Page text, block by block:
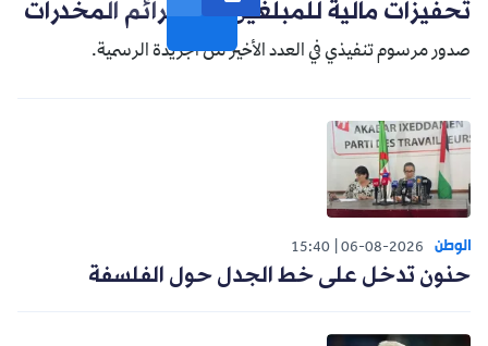
تحفيزات مالية للمبلغين عن جرائم المخدرات
صدور مرسوم تنفيذي في العدد الأخير من الجريدة الرسمية.
الوطن 06-08-2026
15:40
حنون تدخل على خط الجدل حول الفلسفة